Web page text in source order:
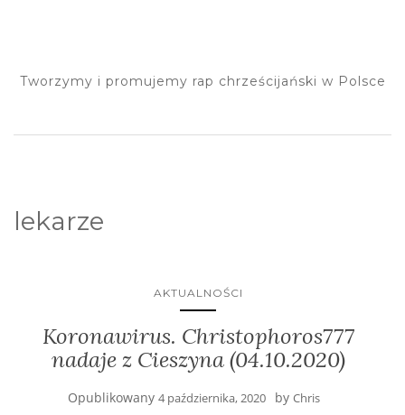
Tworzymy i promujemy rap chrześcijański w Polsce
lekarze
AKTUALNOŚCI
Koronawirus. Christophoros777
nadaje z Cieszyna (04.10.2020)
Opublikowany 4 października, 2020 by Chris